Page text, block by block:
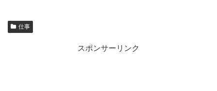
仕事
スポンサーリンク